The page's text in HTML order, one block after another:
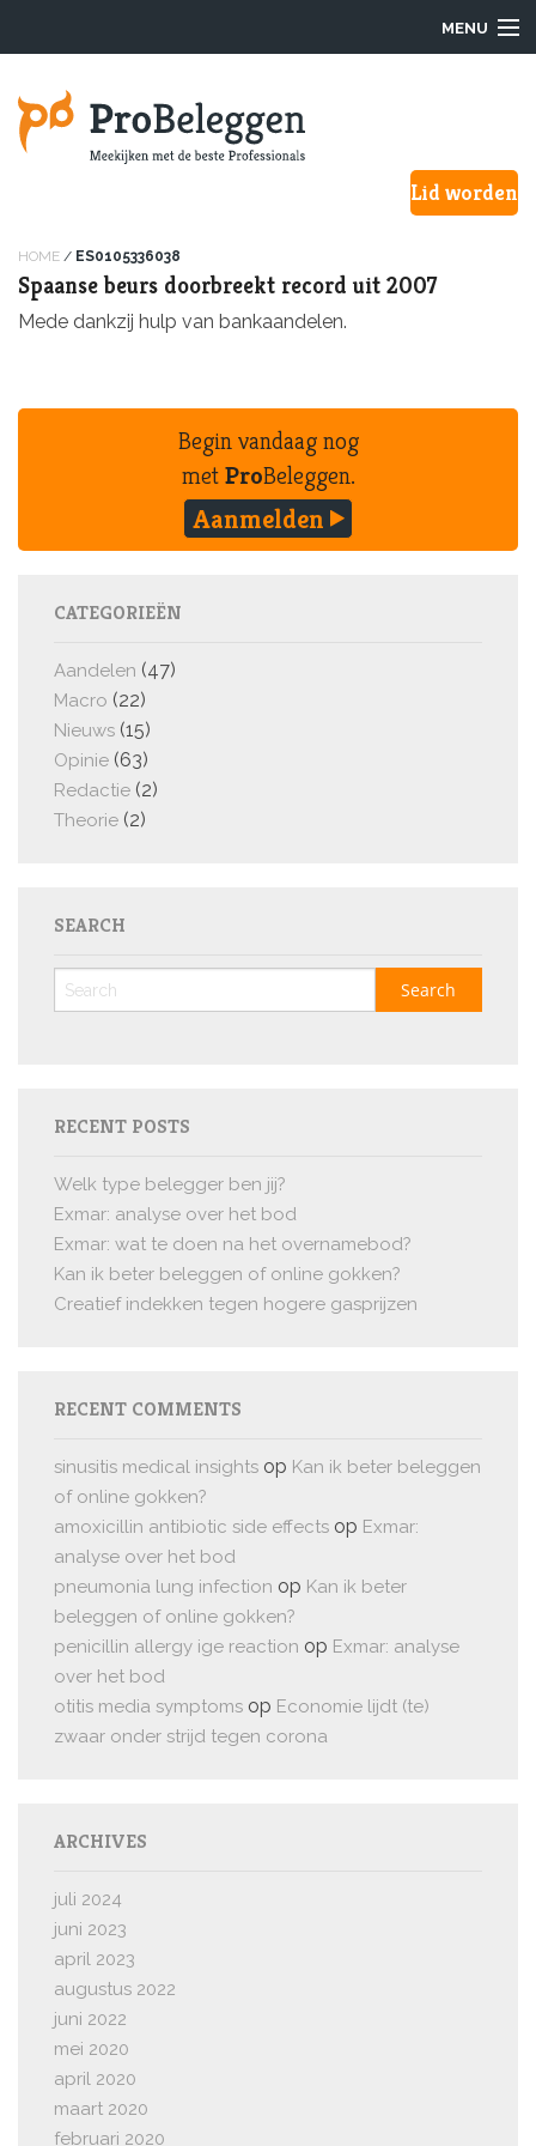
MENU
Hoe werkt het?
Onze Pro’s
Lid worden
HOME / ES0105336038
Spaanse beurs doorbreekt record uit 2007
Mede dankzij hulp van bankaandelen.
Begin vandaag nog
metProBeleggen.
Aanmelden
CATEGORIEËN
Aandelen (47)
Macro (22)
Nieuws (15)
Opinie (63)
Redactie (2)
Theorie (2)
SEARCH
RECENT POSTS
Welk type belegger ben jij?
Exmar: analyse over het bod
Exmar: wat te doen na het overnamebod?
Kan ik beter beleggen of online gokken?
Creatief indekken tegen hogere gasprijzen
RECENT COMMENTS
sinusitis medical insights op Kan ik beter beleggen
of online gokken?
amoxicillin antibiotic side effects op Exmar:
analyse over het bod
pneumonia lung infection op Kan ik beter
beleggen of online gokken?
penicillin allergy ige reaction op Exmar: analyse
over het bod
otitis media symptoms op Economie lijdt (te)
zwaar onder strijd tegen corona
ARCHIVES
juli 2024
juni 2023
april 2023
augustus 2022
juni 2022
mei 2020
april 2020
maart 2020
februari 2020